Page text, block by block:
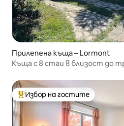
Прилепена къща – Lormont
Къща с 8 стаи в близост до
Най-популярен избор на
Избор на гостите